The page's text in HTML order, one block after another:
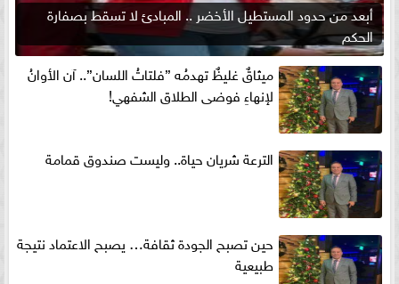
أبعد من حدود المستطيل الأخضر .. المبادئ لا تسقط بصفارة
الحكم
ميثاقٌ غليظٌ تهدمُه ”فلتاتُ اللسان”.. آن الأوانُ
لإنهاءِ فوضى الطلاق الشفهي!
الترعة شريان حياة.. وليست صندوق قمامة
حين تصبح الجودة ثقافة… يصبح الاعتماد نتيجة
طبيعية